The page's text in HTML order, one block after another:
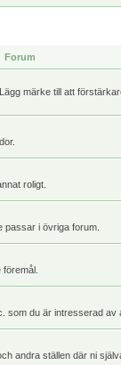
Forum
märke till att
roligt.
passar i övriga forum.
som du är intresserad av
andra ställen där ni